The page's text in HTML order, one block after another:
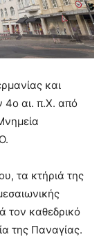
και
4ο αι. π.Χ. από
τα κτήριά της
τον καθεδρικό
της Παναγίας.